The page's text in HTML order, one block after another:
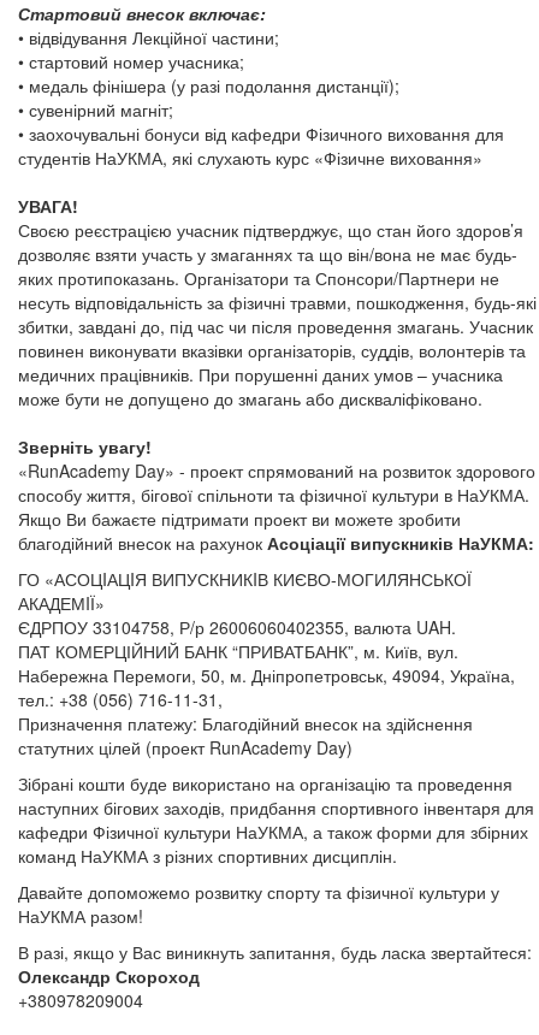
Стартовий внесок включає:
• відвідування Лекційної частини;
• стартовий номер учасника;
• медаль фінішера (у разі подолання дистанції);
• сувенірний магніт;
• заохочувальні бонуси від кафедри Фізичного виховання для
студентів НаУКМА, які слухають курс «Фізичне виховання»
УВАГА!
Своєю реєстрацією учасник підтверджує, що стан його здоров’я
дозволяє взяти участь у змаганнях та що він/вона не має будь-
яких протипоказань. Організатори та Спонсори/Партнери не
несуть відповідальність за фізичні травми, пошкодження, будь-які
збитки, завдані до, під час чи після проведення змагань. Учасник
повинен виконувати вказівки організаторів, суддів, волонтерів та
медичних працівників. При порушенні даних умов – учасника
може бути не допущено до змагань або дискваліфіковано.
Зверніть увагу!
«RunAcademy Day» - проект спрямований на розвиток здорового
способу життя, бігової спільноти та фізичної культури в НаУКМА.
Якщо Ви бажаєте підтримати проект ви можете зробити
благодійний внесок на рахунок Асоціації випускників НаУКМА:
ГО «АСОЦIАЦIЯ ВИПУСКНИКIВ КИЄВО-МОГИЛЯНСЬКОЇ
АКАДЕМIЇ»
ЄДРПОУ 33104758, Р/р 26006060402355, валюта UAH.
ПАТ КОМЕРЦІЙНИЙ БАНК “ПРИВАТБАНК”, м. Київ, вул.
Набережна Перемоги, 50, м. Дніпропетровськ, 49094, Україна,
тел.: +38 (056) 716-11-31,
Призначення платежу: Благодійний внесок на здійснення
статутних цілей (проект RunAcademy Day)
Зібрані кошти буде використано на організацію та проведення
наступних бігових заходів, придбання спортивного інвентаря для
кафедри Фізичної культури НаУКМА, а також форми для збірних
команд НаУКМА з різних спортивних дисциплін.
Давайте допоможемо розвитку спорту та фізичної культури у
НаУКМА разом!
В разі, якщо у Вас виникнуть запитання, будь ласка звертайтеся:
Олександр Скороход
+380978209004